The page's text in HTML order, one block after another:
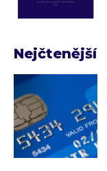
Nejčtenější